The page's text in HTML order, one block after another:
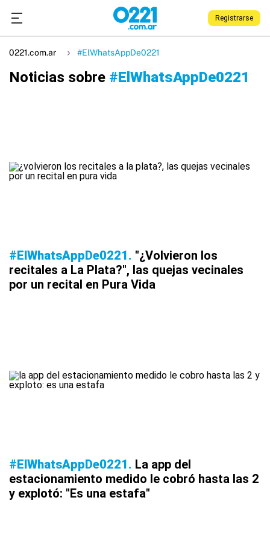
Registrarse
0221.com.ar #ElWhatsAppDe0221
Noticias sobre #ElWhatsAppDe0221
#ElWhatsAppDe0221
"¿Volvieron los
recitales a La Plata?", las quejas vecinales
por un recital en Pura Vida
#ElWhatsAppDe0221
La app del
estacionamiento medido le cobró hasta las 2
y explotó: "Es una estafa"